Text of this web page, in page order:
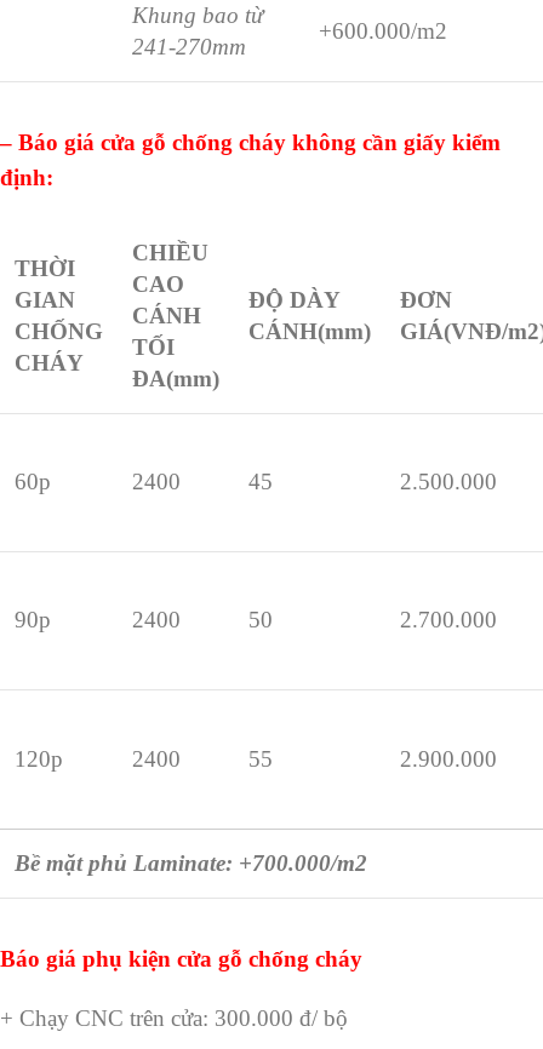
Khung bao từ
241-270mm
+600.000/m2
– Báo giá cửa gỗ chống cháy không cần giấy kiểm
định:
THỜI
GIAN
CHỐNG
CHÁY
CHIỀU
CAO
CÁNH
TỐI
ĐA(mm)
ĐỘ DÀY
CÁNH(mm)
ĐƠN
GIÁ(VNĐ/
60p 2400 45 2.500.000
90p 2400 50 2.700.000
120p 2400 55 2.900.000
Bề mặt phủ Laminate: +700.000/m2
Báo giá phụ kiện cửa gỗ chống cháy
+ Chạy CNC trên cửa: 300.000 đ/ bộ